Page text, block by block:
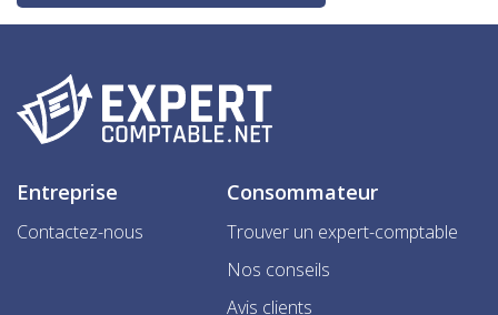
Entreprise
Contactez-nous
Consommateur
Trouver un expert-comptable
Nos conseils
Avis clients